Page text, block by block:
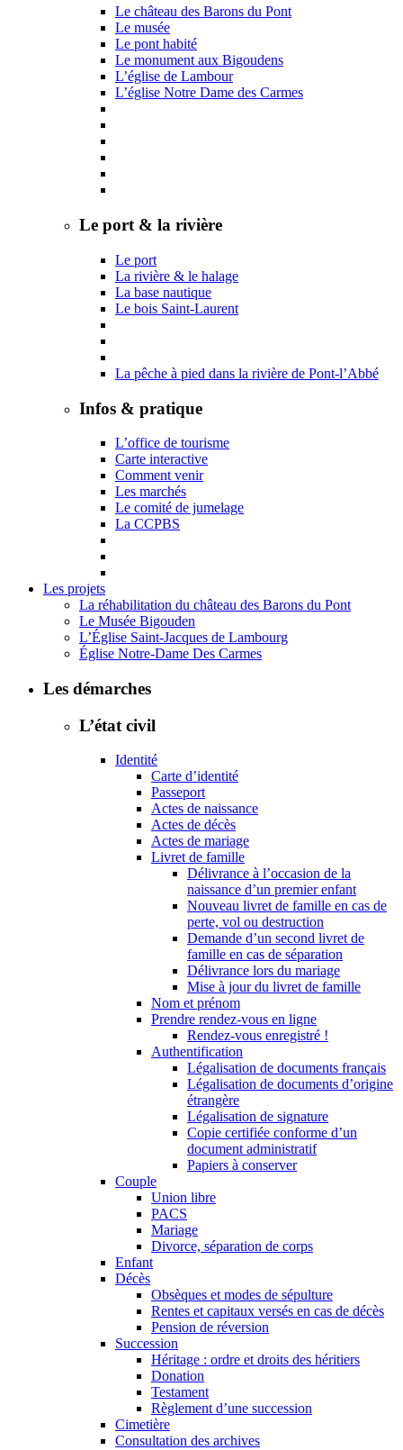
Le château des Barons du Pont
Le musée
Le pont habité
Le monument aux Bigoudens
L’église de Lambour
L’église Notre Dame des Carmes
Le port & la rivière
Le port
La rivière & le halage
La base nautique
Le bois Saint-Laurent
La pêche à pied dans la rivière de Pont-l’Abbé
Infos & pratique
L’office de tourisme
Carte interactive
Comment venir
Les marchés
Le comité de jumelage
La CCPBS
Les projets
La réhabilitation du château des Barons du Pont
Le Musée Bigouden
L’Église Saint-Jacques de Lambourg
Église Notre-Dame Des Carmes
Les démarches
L’état civil
Identité
Carte d’identité
Passeport
Actes de naissance
Actes de décès
Actes de mariage
Livret de famille
Délivrance à l’occasion de la
naissance d’un premier enfant
Nouveau livret de famille en cas de
perte, vol ou destruction
Demande d’un second livret de
famille en cas de séparation
Délivrance lors du mariage
Mise à jour du livret de famille
Nom et prénom
Prendre rendez-vous en ligne
Rendez-vous enregistré !
Authentification
Légalisation de documents français
Légalisation de documents d’origine
étrangère
Légalisation de signature
Copie certifiée conforme d’un
document administratif
Papiers à conserver
Couple
Union libre
PACS
Mariage
Divorce, séparation de corps
Enfant
Décès
Obsèques et modes de sépulture
Rentes et capitaux versés en cas de décès
Pension de réversion
Succession
Héritage : ordre et droits des héritiers
Donation
Testament
Règlement d’une succession
Cimetière
Consultation des archives